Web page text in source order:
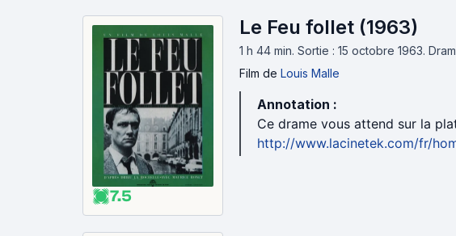
7.5
Le Feu follet (1963)
1 h 44 min. Sortie : 15 octobre 1963.
Film de Louis Malle
Annotation :
Ce drame vous attend sur la
http://www.lacinetek.com/fr/